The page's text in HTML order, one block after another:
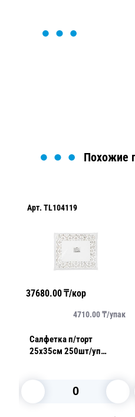
Похожие
Арт. TL104119
37680.00₸/кор
4710.00₸/упак
Салфетка п/торт
25х35см 250шт/уп